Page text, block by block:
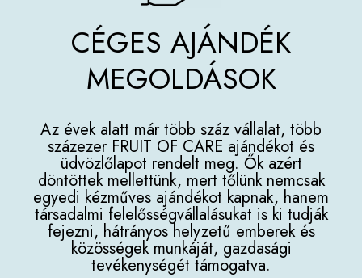
CÉGES AJÁNDÉK
MEGOLDÁSOK
Az évek alatt már több száz vállalat, több
százezer FRUIT OF CARE ajándékot és
üdvözlőlapot rendelt meg. Ők azért
döntöttek mellettünk, mert tőlünk nemcsak
egyedi kézműves ajándékot kapnak, hanem
társadalmi felelősségvállalásukat is ki tudják
fejezni, hátrányos helyzetű emberek és
közösségek munkáját, gazdasági
tevékenységét támogatva.